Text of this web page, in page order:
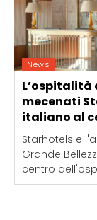
News
L’ospitalità
mecenati
italiano al
Starhotels e
Grande
centro